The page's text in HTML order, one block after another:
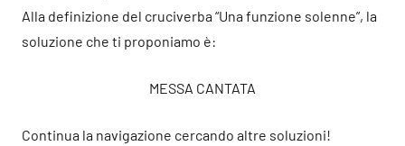
Alla definizione del cruciverba “Una funzione solenne”, la
soluzione che ti proponiamo è:
MESSA CANTATA
Continua la navigazione cercando altre soluzioni!